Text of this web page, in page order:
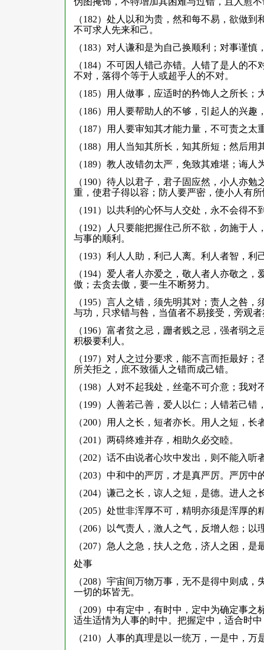
（182）处人以和为贵，然和每不易，欲做
不可求人先来和己。
（183）对人谦和是为自己换顺利；对事谨慎
（184）不可因人错己亦错。人错了是人的
不对，落得个等于人或超乎人的不对。
（185）用人做事，应适时的矜饰人之所长
（186）用人要帮助人的不够，引起人的兴
（187）用人要审知其才能力量，不可责之太
（188）用人当知其所长，知其所短；然后
（189）教人改错勿太严，免致其难堪；诲
（190）待人以君子，君子固应然，小人亦
重，使君子得以容；防人要严密，使小人有
（191）以共利的心怀与人交处，永不会得不
（192）人只要能把握住己所不欲，勿施于
与事的顺利。
（193）利人人助，利己人离。利人者智，利
（194）爱人者人亦爱之，敬人者人亦敬之
傲；去贪去傲，要一生不断努力。
（195）言人之错，须先明其对；责人之咎
与功，只求错与咎，当值者不易接受，旁观
（196）富者贫之忌，跚者贱之忌，强者弱
积极要利人。
（197）对人之过分要求，能不言而拒最好
所关拒之，庶不致循人之错而成己错。
（198）人对不起我处，丝毫不可介意；我
（199）人善若己善，爱人以仁；人错若己错
（200）用人之长，短者亦长。用人之短，长
（201）两碍终难并存，相助久必交睦。
（202）话不由说者心坎中发出，则不能入听
（203）中和中的严厉，才是真严厉。严厉中
（204）谦己之长，谅人之短，是德。进人之
（205）处世非浑厚不可，精明亦须是浑厚
（206）以气责人，激人之气，反增人怨；
（207）急人之急，扶人之危，济人之困，是
处事
（208）宇宙间万物万事，无不是得中则成
一切的坏皆无。
（209）中有定中，有时中，定中为确定事
适生适情为人事的时中。把握定中，适合时
（210）人事的真理是以一统万，一是中，